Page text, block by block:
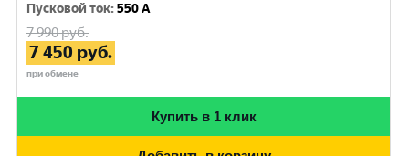
Пусковой ток:550 A
7 990руб.
7 450 руб.
при обмене
Купить в 1 клик